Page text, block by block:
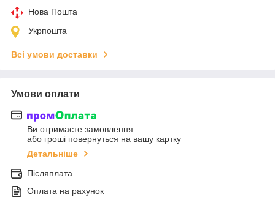
Нова Пошта
Укрпошта
Всі умови доставки
Умови оплати
Ви отримаєте замовлення
або гроші повернуться на вашу картку
Детальніше
Післяплата
Оплата на рахунок